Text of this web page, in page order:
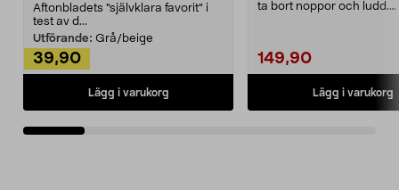
Aftonbladets "självklara favorit” i
test av d...
Utförande: Grå/beige
39,90
Lägg i varukorg
ta bort noppor och ludd.
149,90
Lägg i varukorg